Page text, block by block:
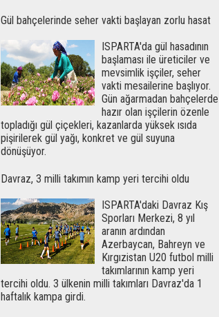
Gül bahçelerinde seher vakti başlayan zorlu hasat
ISPARTA'da gül hasadının
başlaması ile üreticiler ve
mevsimlik işçiler, seher
vakti mesailerine başlıyor.
Gün ağarmadan bahçelerde
hazır olan işçilerin özenle
topladığı gül çiçekleri, kazanlarda yüksek ısıda
pişirilerek gül yağı, konkret ve gül suyuna
dönüşüyor.
Davraz, 3 milli takımın kamp yeri tercihi oldu
ISPARTA'daki Davraz Kış
Sporları Merkezi, 8 yıl
aranın ardından
Azerbaycan, Bahreyn ve
Kırgızistan U20 futbol milli
takımlarının kamp yeri
tercihi oldu. 3 ülkenin milli takımları Davraz'da 1
haftalık kampa girdi.